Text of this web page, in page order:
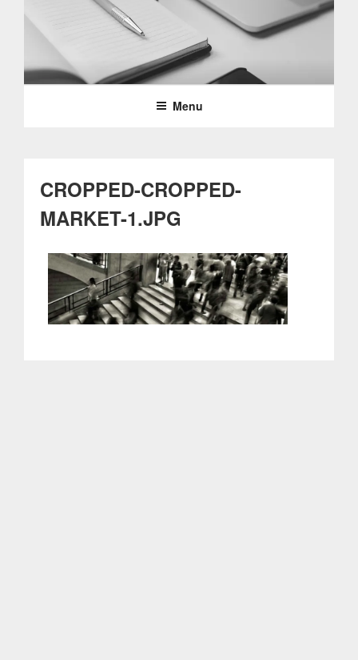
conteúdoPARTTEAM & OEMKIOSKS
BLOG
Menu
CROPPED-CROPPED-
MARKET-1.JPG